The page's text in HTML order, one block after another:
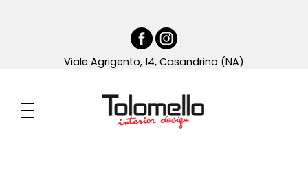
Viale Agrigento, 14, Casandrino (NA)